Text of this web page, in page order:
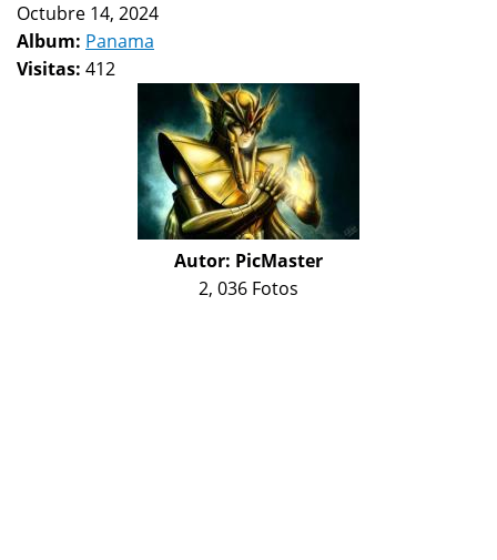
Octubre 14, 2024
Album: Panama
Visitas: 412
Autor: PicMaster
2, 036 Fotos